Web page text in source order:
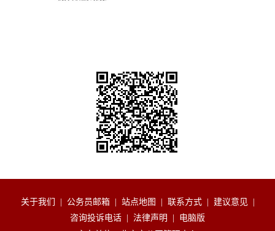
关于我们 公务员邮箱 站点地图 联系方式 建议意见
咨询投诉电话
法律声明
电脑版